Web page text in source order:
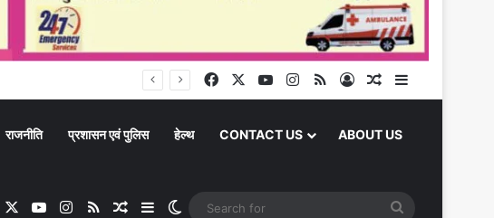
Facebook YouTubeInstagram
RSS Log InRandom Article
राजनीति प्रशासन एवं पुलिस हेल्थ CONTACT US ABOUT US
Facebook YouTubeInstagram
RSS Random Article
SidebarSwitch skin